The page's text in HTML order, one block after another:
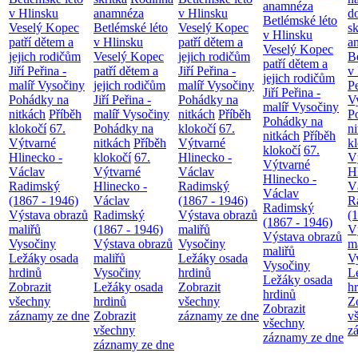
v Hlinsku
Veselý Kopec
patří dětem a
jejich rodičům
Jiří Peřina -
malíř Vysočiny
Pohádky na
nitkách Příběh
klokočí 67.
Výtvarné
Hlinecko -
Václav
Radimský
(1867 - 1946)
Výstava obrazů
maliřů
Vysočiny
Ležáky osada
hrdinů
Zobrazit
všechny
záznamy ze dne
anamnéza
Betlémské léto
v Hlinsku
Veselý Kopec
patří dětem a
jejich rodičům
Jiří Peřina -
malíř Vysočiny
Pohádky na
nitkách Příběh
klokočí 67.
Výtvarné
Hlinecko -
Václav
Radimský
(1867 - 1946)
Výstava obrazů
maliřů
Vysočiny
Ležáky osada
hrdinů
Zobrazit
všechny
záznamy ze dne
v Hlinsku
Veselý Kopec
patří dětem a
jejich rodičům
Jiří Peřina -
malíř Vysočiny
Pohádky na
nitkách Příběh
klokočí 67.
Výtvarné
Hlinecko -
Václav
Radimský
(1867 - 1946)
Výstava obrazů
maliřů
Vysočiny
Ležáky osada
hrdinů
Zobrazit
všechny
záznamy ze dne
anamnéza
Betlémské léto
v Hlinsku
Veselý Kopec
patří dětem a
jejich rodičům
Jiří Peřina -
malíř Vysočiny
Pohádky na
nitkách Příběh
klokočí 67.
Výtvarné
Hlinecko -
Václav
Radimský
(1867 - 1946)
Výstava obrazů
maliřů
Vysočiny
Ležáky osada
hrdinů
Zobrazit
všechny
záznamy ze dne
v